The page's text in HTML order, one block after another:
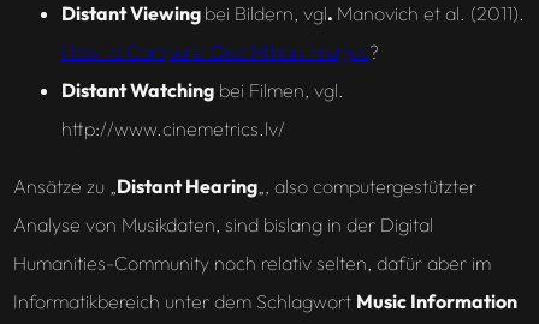
Distant Viewing bei Bildern, vgl. Manovich et al. (2011).
How to Compare One Million Images?
Distant Watchingbei Filmen, vgl.
http://www.cinemetrics.lv/
Ansätze zu „Distant Hearing„, also computergestützter
Analyse von Musikdaten, sind bislang in der Digital
Humanities-Community noch relativ selten, dafür aber im
Informatikbereich unter dem Schlagwort Music Information